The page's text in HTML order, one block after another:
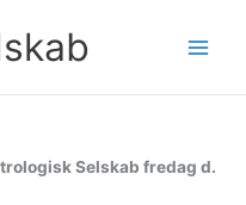
Selskab fredag d.